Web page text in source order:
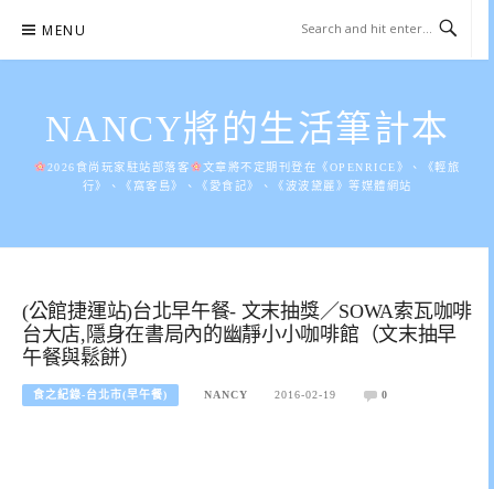
content
MENU
NANCY將的生活筆計本
2026食尚玩家駐站部落客
文章將不定期刊登在《OPENRICE》、《輕旅
行》、《窩客島》、《愛食記》、《波波黛麗》等媒體網站
(公館捷運站)台北早午餐- 文末抽獎／SOWA索瓦咖啡
台大店,隱身在書局內的幽靜小小咖啡館（文末抽早
午餐與鬆餅）
食之紀錄-台北市(早午餐) NANCY 2016-02-19 0